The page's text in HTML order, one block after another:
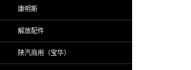
康明斯
解放配件
陕汽商用（宝华）